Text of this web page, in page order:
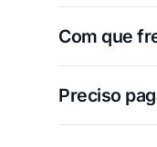
Com que
Preciso